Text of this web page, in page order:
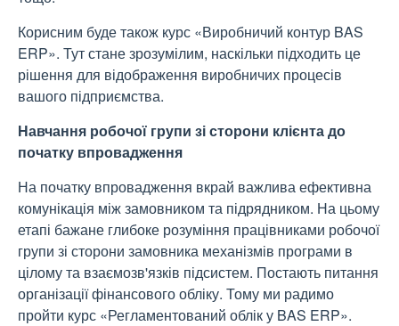
Корисним буде також курс «Виробничий контур BAS
ERP». Тут стане зрозумілим, наскільки підходить це
рішення для відображення виробничих процесів
вашого підприємства.
Навчання робочої групи зі сторони клієнта до
початку впровадження
На початку впровадження вкрай важлива ефективна
комунікація між замовником та підрядником. На цьому
етапі бажане глибоке розуміння працівниками робочої
групи зі сторони замовника механізмів програми в
цілому та взаємозв'язків підсистем. Постають питання
організації фінансового обліку. Тому ми радимо
пройти курс «Регламентований облік у BAS ERP».